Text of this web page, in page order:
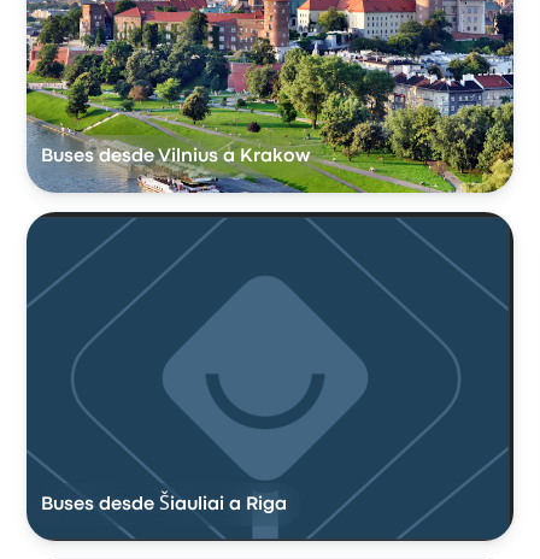
Buses desde Vilnius a Krakow
Buses desde Šiauliai a Riga